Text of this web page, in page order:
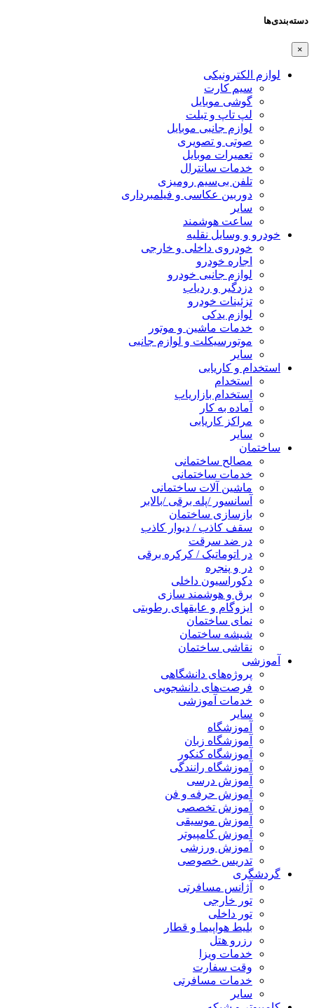
دسته‌بندی‌ها
×
لوازم الکترونیکی
سیم کارت
گوشی موبایل
لپ تاپ و تبلت
لوازم جانبی موبایل
صوتی و تصویری
تعمیرات موبایل
خدمات سانترال
تلفن بی‌سیم رومیزی
دوربین عکاسی و فیلمبرداری
سایر
ساعت هوشمند
خودرو و وسایل نقلیه
خودروی داخلی و خارجی
اجاره خودرو
لوازم جانبی خودرو
دزدگیر و ردیاب
تزئینات خودرو
لوازم یدکی
خدمات ماشین و موتور
موتورسیکلت و لوازم جانبی
سایر
استخدام و کاریابی
استخدام
استخدام بازاریاب
آماده به کار
مراکز کاریابی
سایر
ساختمان
مصالح ساختمانی
خدمات ساختمانی
ماشین آلات ساختمانی
آسانسور /پله برقی /بالابر
بازسازی ساختمان
سقف کاذب / دیوار کاذب
در ضد سرقت
در اتوماتیک / کرکره برقی
در و پنجره
دکوراسیون داخلی
برق و هوشمند سازی
ایزوگام و عایقهای رطوبتی
نمای ساختمان
شیشه ساختمان
نقاشی ساختمان
آموزشی
پروژه‌های دانشگاهی
فرصت‌های دانشجویی
خدمات آموزشی
سایر
آموزشگاه
آموزشگاه زبان
آموزشگاه کنکور
آموزشگاه رانندگی
آموزش درسی
آموزش حرفه و فن
آموزش تخصصی
آموزش موسیقی
آموزش کامپیوتر
آموزش ورزشی
تدریس خصوصی
گردشگری
آژانس مسافرتی
تور خارجی
تور داخلی
بلیط هواپیما و قطار
رزرو هتل
خدمات ویزا
وقت سفارت
خدمات مسافرتی
سایر